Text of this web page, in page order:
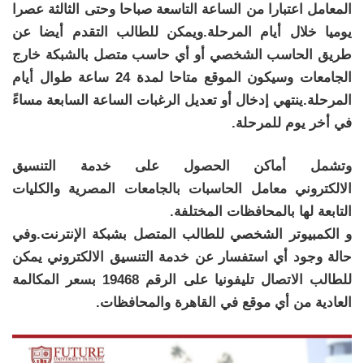
المعامل اعتبارا من الساعة التاسعة صباحا وحتى الثالثة عصرا
يوميا خلال أيام المرحلة.ويمكن للطالب التقدم أيضا عن
طريق الحاسب الشخصي أو أي حاسب متصل بالشبكة خارج
الجامعات وسيكون الموقع متاحا لمدة 24 ساعة طوال أيام
المرحلة.ينتهي إدخال أو تعديل الرغبات الساعة السابعة مساءً
في أخر يوم للمرحلة.
وتشمل أماكن الحصول على خدمة التنسيق
الالكتروني معامل الحاسبات بالجامعات المصرية والكليات
التابعة لها بالمحافظات المختلفة.
و الكمبيوتر الشخصي للطالب المتصل بشبكة الإنترنت.وفي
حالة وجود أي استفسار عن خدمة التنسيق الالكتروني يمكن
للطالب الاتصال تليفونيا على الرقم 19468 بسعر المكالمة
العادية من أي موقع في القاهرة والمحافظات.